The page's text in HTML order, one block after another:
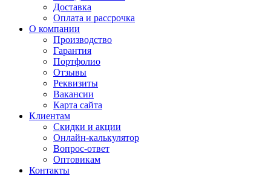
Доставка
Оплата и рассрочка
О компании
Производство
Гарантия
Портфолио
Отзывы
Реквизиты
Вакансии
Карта сайта
Клиентам
Скидки и акции
Онлайн-калькулятор
Вопрос-ответ
Оптовикам
Контакты